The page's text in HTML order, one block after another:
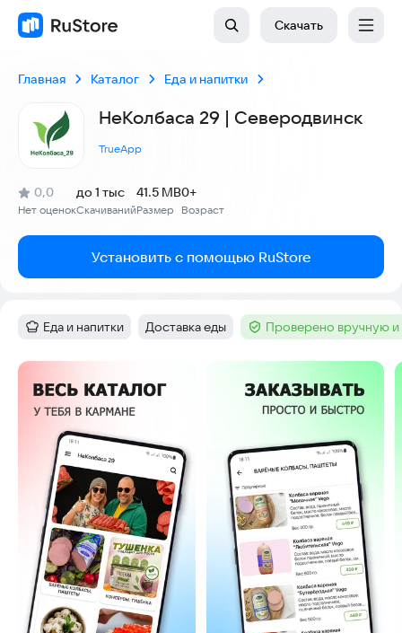
Скачать
Главная Каталог Еда и напитки
НеКолбаса 29 | Северодвинск
TrueApp
Рейтинг:
0,0
(
Нет оценок
)
Скачиваний
до 1 тыс
Размер
41.5 MB
Возраст
0+
Установить с помощью RuStore
Категория:
Еда и напитки Тег:
Доставка еды Тег :Проверено вручную
Скриншоты